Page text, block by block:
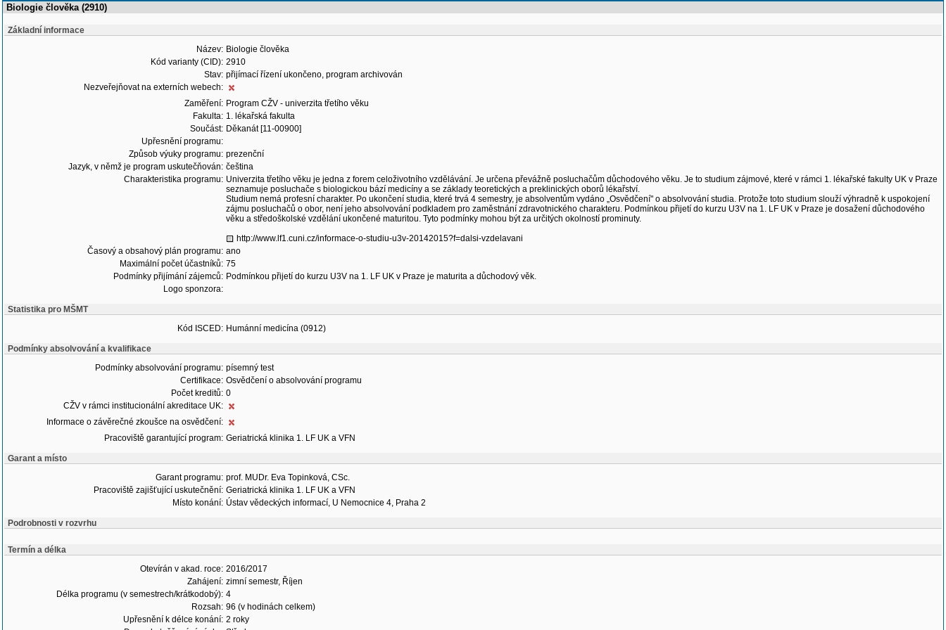
Biologie člověka (2910)
Základní informace
Název: Biologie člověka
Kód varianty (CID): 2910
Stav: přijímací řízení ukončeno, program archivován
Nezveřejňovat na externích webech:
Zaměření: Program CŽV - univerzita třetího věku
Fakulta: 1. lékařská fakulta
Součást: Děkanát [11-00900]
Upřesnění programu:
Způsob výuky programu: prezenční
Jazyk, v němž je program uskutečňován: čeština
Charakteristika programu: Univerzita třetího věku je jedna z forem celoživotního vzdělávání. Je určena převážně posluchačům důchodového věku. Je to studium zájmové, které v rámci 1. lékařské fakulty UK v Praze
seznamuje posluchače s biologickou bází medicíny a se základy teoretických a preklinických oborů lékařství.
Studium nemá profesní charakter. Po ukončení studia, které trvá 4 semestry, je absolventům vydáno „Osvědčení" o absolvování studia. Protože toto studium slouží výhradně k uspokojení
zájmu posluchačů o obor, není jeho absolvování podkladem pro zaměstnání zdravotnického charakteru. Podmínkou přijetí do kurzu U3V na 1. LF UK v Praze je dosažení důchodového
věku a středoškolské vzdělání ukončené maturitou. Tyto podmínky mohou být za určitých okolností prominuty.
http://www.lf1.cuni.cz/informace-o-studiu-u3v-20142015?f=dalsi-vzdelavani
Časový a obsahový plán programu: ano
Maximální počet účastníků: 75
Podmínky přijímání zájemců: Podmínkou přijetí do kurzu U3V na 1. LF UK v Praze je maturita a důchodový věk.
Logo sponzora:
Statistika pro MŠMT
Kód ISCED: Humánní medicína (0912)
Podmínky absolvování a kvalifikace
Podmínky absolvování programu: písemný test
Certifikace: Osvědčení o absolvování programu
Počet kreditů: 0
CŽV v rámci institucionální akreditace UK:
Informace o závěrečné zkoušce na osvědčení:
Pracoviště garantující program: Geriatrická klinika 1. LF UK a VFN
Garant a místo
Garant programu: prof. MUDr. Eva Topinková, CSc.
Pracoviště zajišťující uskutečnění: Geriatrická klinika 1. LF UK a VFN
Místo konání: Ústav vědeckých informací, U Nemocnice 4, Praha 2
Podrobnosti v rozvrhu
Termín a délka
Otevírán v akad. roce: 2016/2017
Zahájení: zimní semestr, Říjen
Délka programu (v semestrech/krátkodobý): 4
Rozsah: 96 (v hodinách celkem)
Upřesnění k délce konání: 2 roky